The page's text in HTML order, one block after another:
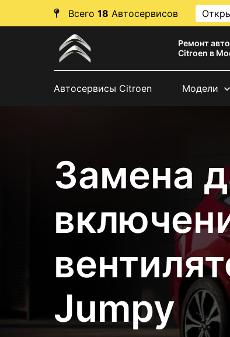
Всего 18 Автосервисов
Ремонт
Citroen в
Автосервисы Citroen Модели
Замена
Jumpy